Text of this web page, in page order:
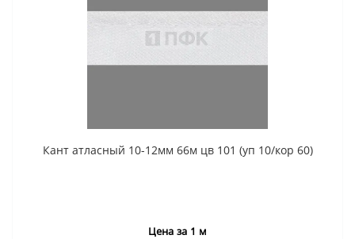
Кант атласный 10-12мм 66м цв 101 (уп 10/кор 60)
Цена за 1 м